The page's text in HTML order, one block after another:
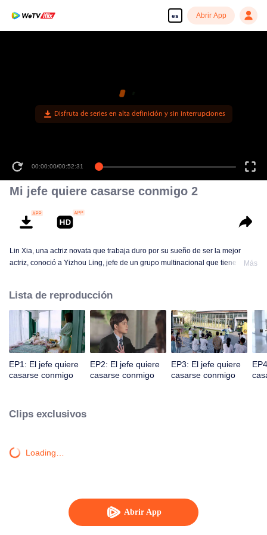
es Abrir App
Abrir App
Disfruta de series en alta definición y sin interrupciones
00:00:00/00:52:31
Mi jefe quiere casarse conmigo 2
Lin Xia, una actriz novata que trabaja duro por su sueño de ser la mejor
actriz, conoció a Yizhou Ling, jefe de un grupo multinacional que tiene el
encuentro familiar o un encuentro calculado, los dos desarrollan un dulce
amor bajo diversas circunstancias.
Más
Lista de reproducción
EP1: El jefe quiere
casarse conmigo
EP2: El jefe quiere
casarse conmigo
EP3: El jefe quiere
casarse conmigo
Clips exclusivos
Loading…